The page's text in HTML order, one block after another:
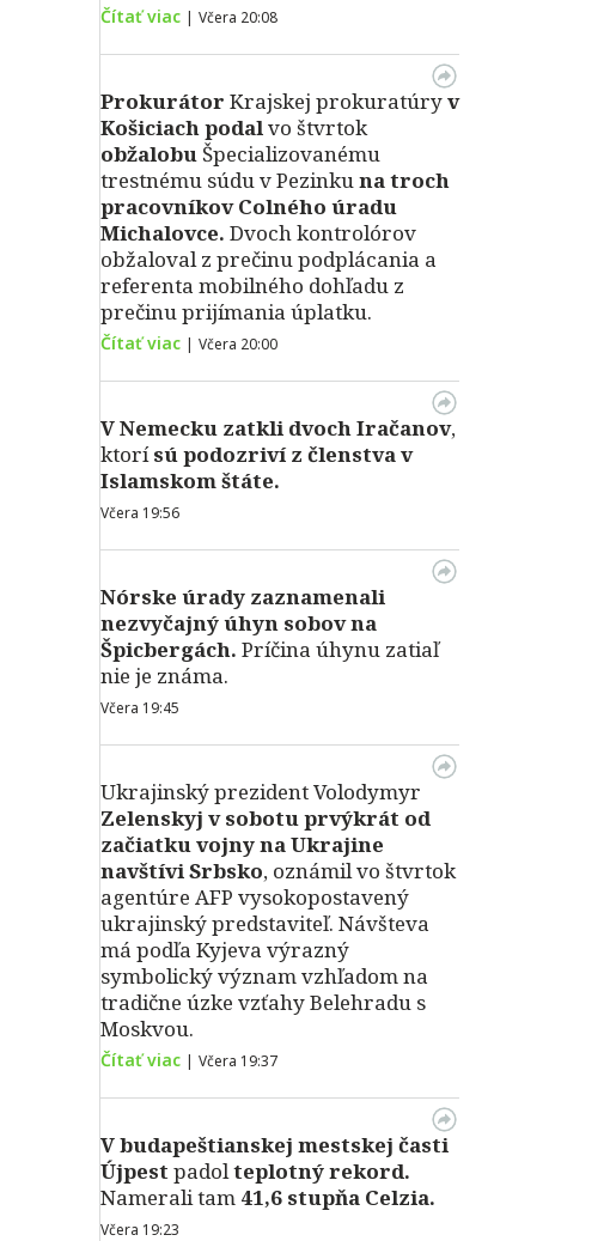
Čítať viac | Včera 20:08
Prokurátor Krajskej prokuratúryv
Košiciach podalvo štvrtok
obžalobu Špecializovanému
trestnému súdu v Pezinkuna troch
pracovníkov Colného úradu
Michalovce. Dvoch kontrolórov
obžaloval z prečinu podplácania a
referenta mobilného dohľadu z
prečinu prijímania úplatku.
Čítať viac | Včera 20:00
V Nemecku zatkli dvoch Iračanov,
ktorísú podozriví z členstva v
Islamskom štáte.
Včera 19:56
Nórske úrady zaznamenali
nezvyčajný úhyn sobov na
Špicbergách. Príčina úhynu zatiaľ
nie je známa.
Včera 19:45
Ukrajinský prezident Volodymyr
Zelenskyj v sobotu prvýkrát od
začiatku vojny na Ukrajine
navštívi Srbsko, oznámil vo štvrtok
agentúre AFP vysokopostavený
ukrajinský predstaviteľ. Návšteva
má podľa Kyjeva výrazný
symbolický význam vzhľadom na
tradične úzke vzťahy Belehradu s
Moskvou.
Čítať viac | Včera 19:37
Vbudapeštianskej mestskej časti
Újpestpadolteplotný rekord.
Namerali tam 41,6 stupňa Celzia.
Včera 19:23